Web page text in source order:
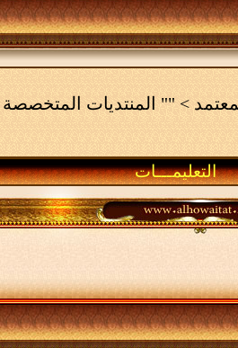
> "" المنتديات
التعليمـــات